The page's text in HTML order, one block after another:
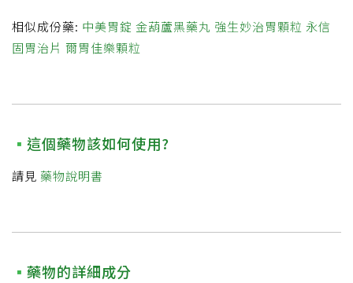
相似成份藥: 中美胃錠 金葫蘆黑藥丸 強生妙治胃顆粒 永信
固胃治片 爾胃佳樂顆粒
這個藥物該如何使用?
請見 藥物說明書
藥物的詳細成分